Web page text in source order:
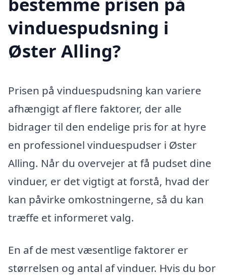
vinduespudsning i
Øster Alling?
Prisen på vinduespudsning kan variere
afhængigt af flere faktorer, der alle
bidrager til den endelige pris for at hyre
en professionel vinduespudser i Øster
Alling. Når du overvejer at få pudset dine
vinduer, er det vigtigt at forstå, hvad der
kan påvirke omkostningerne, så du kan
træffe et informeret valg.
En af de mest væsentlige faktorer er
størrelsen og antal af vinduer. Hvis du bor